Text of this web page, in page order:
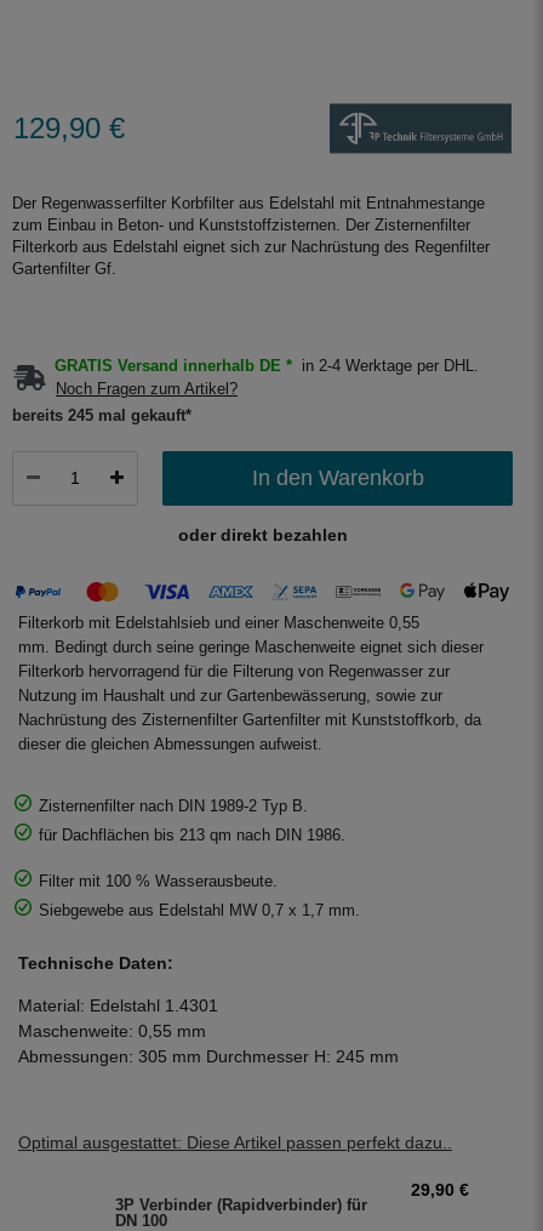
129,90 €
Der Regenwasserfilter Korbfilter aus Edelstahl mit Entnahmestange
zum Einbau in Beton- und Kunststoffzisternen. Der Zisternenfilter
Filterkorb aus Edelstahl eignet sich zur Nachrüstung des Regenfilter
Gartenfilter Gf.
GRATIS Versand innerhalb DE *
in 2-4 Werktage per DHL.
Noch Fragen zum Artikel?
bereits 245 mal gekauft*
In den Warenkorb
oder direkt bezahlen
Filterkorb mit Edelstahlsieb und einer Maschenweite 0,55
mm. Bedingt durch seine geringe Maschenweite eignet sich dieser
Filterkorb hervorragend für die Filterung von Regenwasser zur
Nutzung im Haushalt und zur Gartenbewässerung, sowie zur
Nachrüstung des Zisternenfilter Gartenfilter mit Kunststoffkorb, da
dieser die gleichen Abmessungen aufweist.
Zisternenfilter nach DIN 1989-2 Typ B.
für Dachflächen bis 213 qm nach DIN 1986.
Filter mit 100 % Wasserausbeute.
Siebgewebe aus Edelstahl MW 0,7 x 1,7 mm.
Technische Daten:
Material: Edelstahl 1.4301
Maschenweite: 0,55 mm
Abmessungen: 305 mm Durchmesser H: 245 mm
Optimal ausgestattet: Diese Artikel passen perfekt dazu..
3P Verbinder (Rapidverbinder) für
DN 100
29,90 €